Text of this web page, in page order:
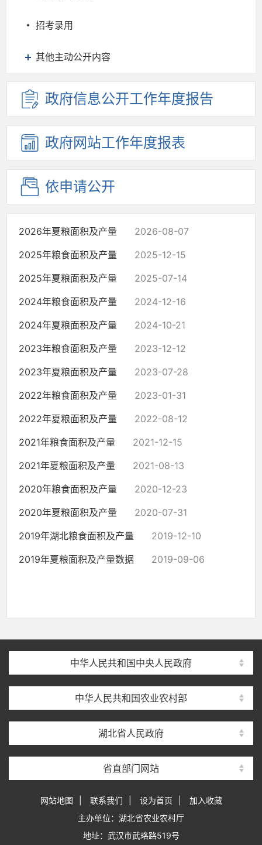
招考录用
其他主动公开内容
政府信息公开工作年度报告
政府网站工作年度报表
依申请公开
2026年夏粮面积及产量
2026-08-07
2025年粮食面积及产量
2025-12-15
2025年夏粮面积及产量
2025-07-14
2024年粮食面积及产量
2024-12-16
2024年夏粮面积及产量
2024-10-21
2023年粮食面积及产量
2023-12-12
2023年夏粮面积及产量
2023-07-28
2022年粮食面积及产量
2023-01-31
2022年夏粮面积及产量
2022-08-12
2021年粮食面积及产量
2021-12-15
2021年夏粮面积及产量
2021-08-13
2020年粮食面积及产量
2020-12-23
2020年夏粮面积及产量
2020-07-31
2019年湖北粮食面积及产量
2019-12-10
2019年夏粮面积及产量数据
2019-09-06
中华人民共和国中央人民政府
中华人民共和国农业农村部
湖北省人民政府
省直部门网站
网站地图 联系我们 设为首页
加入收藏
主办单位：湖北省农业农村厅
地址：武汉市武珞路519号